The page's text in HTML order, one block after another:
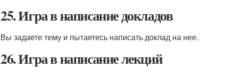
25. Игра в написание докладов
Вы задаете тему и пытаетесь написать доклад на нее.
26. Игра в написание лекций